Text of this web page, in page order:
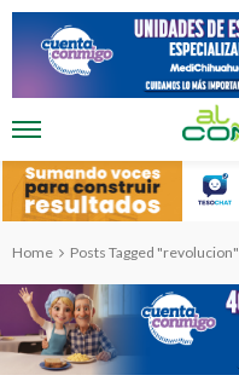
Home Posts Tagged "revolucion"